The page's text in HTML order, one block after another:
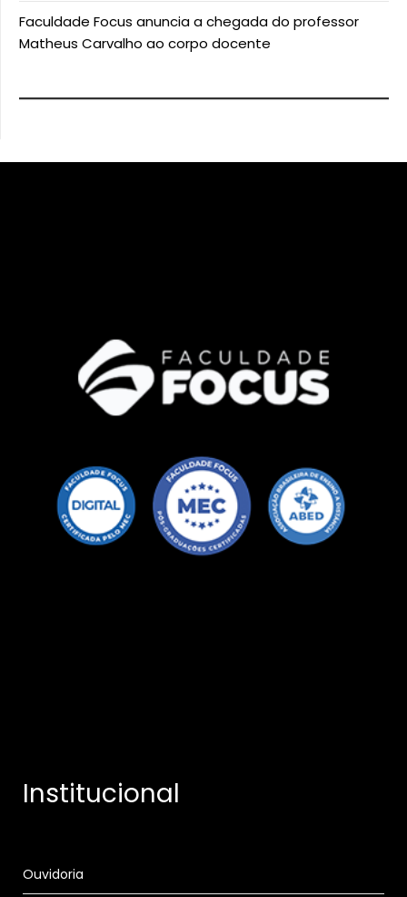
Faculdade Focus anuncia a chegada do professor
Matheus Carvalho ao corpo docente
Institucional
Ouvidoria